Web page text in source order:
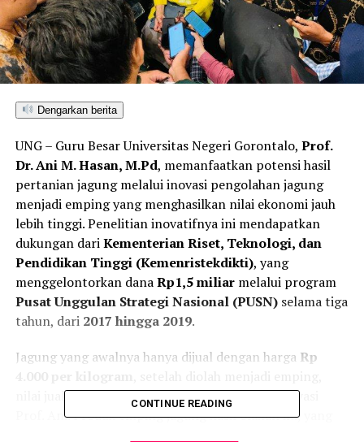
Dengarkan berita
UNG – Guru Besar Universitas Negeri Gorontalo, Prof.
Dr. Ani M. Hasan, M.Pd, memanfaatkan potensi hasil
pertanian jagung melalui inovasi pengolahan jagung
menjadi emping yang menghasilkan nilai ekonomi jauh
lebih tinggi. Penelitian inovatifnya ini mendapatkan
dukungan dariKementerian Riset, Teknologi, dan
Pendidikan Tinggi (Kemenristekdikti), yang
menggelontorkan danaRp1,5 miliarmelalui program
Pusat Unggulan Strategi Nasional (PUSN)selama tiga
tahun, dari 2017 hingga 2019.
Jagung yang awalnya hanya dijual dengan harga Rp
nilai jualnya meningkat14 kali lipat, berkat inovasi
Prof. Ani. Produk emping jagung hasil olahan ini, yang
CONTINUE READING